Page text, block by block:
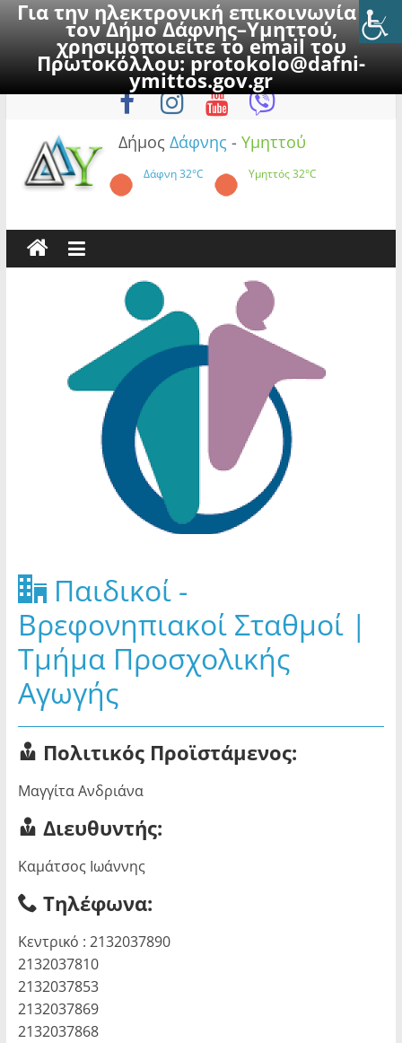
Για την ηλεκτρονική επικοινωνία με
τον Δήμο Δάφνης–Υμηττού,
χρησιμοποιείτε το email του
Πρωτοκόλλου:protokolo@dafni-
ymittos.gov.gr
to
Σάββατο, 8 Αυγούστου 2026
Δήμος Δάφνης - Υμηττού
Δάφνη32°C Υμηττός32°C
Παιδικοί -
Βρεφονηπιακοί Σταθμοί |
Τμήμα Προσχολικής
Αγωγής
Πολιτικός Προϊστάμενος:
Μαγγίτα Ανδριάνα
Διευθυντής:
Καμάτσος Ιωάννης
Τηλέφωνα:
Κεντρικό : 2132037890
2132037810
2132037853
2132037869
2132037868